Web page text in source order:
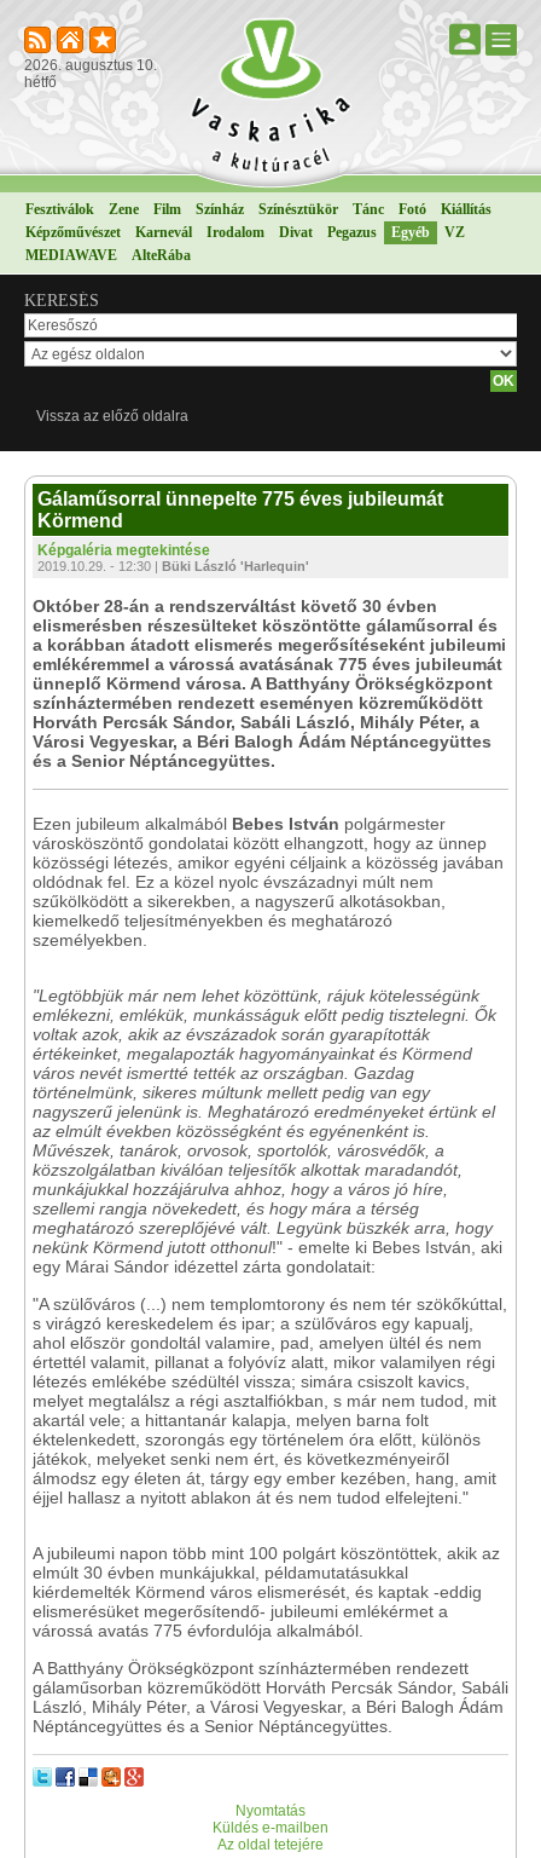
2026. augusztus 10.
hétfő
Fesztiválok Zene Film Színház Színésztükör Tánc Fotó
Kiállítás
Képzőművészet
Karnevál Irodalom Divat Pegazus Egyéb
VZ
MEDIAWAVE
AlteRába
KERESÉS
Vissza az előző oldalra
Gálaműsorral ünnepelte 775 éves jubileumát
Körmend
Képgaléria megtekintése
2019.10.29. - 12:30 | Büki László 'Harlequin'
Október 28-án a rendszerváltást követő 30 évben
elismerésben részesülteket köszöntötte gálaműsorral és
a korábban átadott elismerés megerősítéseként jubileumi
emlékéremmel a várossá avatásának 775 éves jubileumát
ünneplő Körmend városa. A Batthyány Örökségközpont
színháztermében rendezett eseményen közreműködött
Horváth Percsák Sándor, Sabáli László, Mihály Péter, a
Városi Vegyeskar, a Béri Balogh Ádám Néptáncegyüttes
és a Senior Néptáncegyüttes.
Ezen jubileum alkalmából Bebes István polgármester
városköszöntő gondolatai között elhangzott, hogy az ünnep
közösségi létezés, amikor egyéni céljaink a közösség javában
oldódnak fel. Ez a közel nyolc évszázadnyi múlt nem
szűkölködött a sikerekben, a nagyszerű alkotásokban,
kiemelkedő teljesítményekben és meghatározó
személyekben.
"Legtöbbjük már nem lehet közöttünk, rájuk kötelességünk
emlékezni, emlékük, munkásságuk előtt pedig tisztelegni. Ők
voltak azok, akik az évszázadok során gyarapították
értékeinket, megalapozták hagyományainkat és Körmend
város nevét ismertté tették az országban. Gazdag
történelmünk, sikeres múltunk mellett pedig van egy
nagyszerű jelenünk is. Meghatározó eredményeket értünk el
az elmúlt években közösségként és egyénenként is.
Művészek, tanárok, orvosok, sportolók, városvédők, a
közszolgálatban kiválóan teljesítők alkottak maradandót,
munkájukkal hozzájárulva ahhoz, hogy a város jó híre,
szellemi rangja növekedett, és hogy mára a térség
meghatározó szereplőjévé vált. Legyünk büszkék arra, hogy
nekünk Körmend jutott otthonul!" - emelte ki Bebes István, aki
egy Márai Sándor idézettel zárta gondolatait:
"A szülőváros (...) nem templomtorony és nem tér szökőkúttal,
s virágzó kereskedelem és ipar; a szülőváros egy kapualj,
ahol először gondoltál valamire, pad, amelyen ültél és nem
értettél valamit, pillanat a folyóvíz alatt, mikor valamilyen régi
létezés emlékébe szédültél vissza; simára csiszolt kavics,
melyet megtalálsz a régi asztalfiókban, s már nem tudod, mit
akartál vele; a hittantanár kalapja, melyen barna folt
éktelenkedett, szorongás egy történelem óra előtt, különös
játékok, melyeket senki nem ért, és következményeiről
álmodsz egy életen át, tárgy egy ember kezében, hang, amit
éjjel hallasz a nyitott ablakon át és nem tudod elfelejteni."
A jubileumi napon több mint 100 polgárt köszöntöttek, akik az
elmúlt 30 évben munkájukkal, példamutatásukkal
kiérdemelték Körmend város elismerését, és kaptak -eddig
elismerésüket megerősítendő- jubileumi emlékérmet a
várossá avatás 775 évfordulója alkalmából.
A Batthyány Örökségközpont színháztermében rendezett
gálaműsorban közreműködött Horváth Percsák Sándor, Sabáli
László, Mihály Péter, a Városi Vegyeskar, a Béri Balogh Ádám
Néptáncegyüttes és a Senior Néptáncegyüttes.
Nyomtatás
Küldés e-mailben
Az oldal tetejére